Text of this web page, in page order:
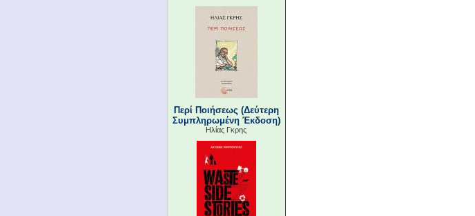
Περί Ποιήσεως (Δεύτερη
Συμπληρωμένη Έκδοση)
Ηλίας Γκρης